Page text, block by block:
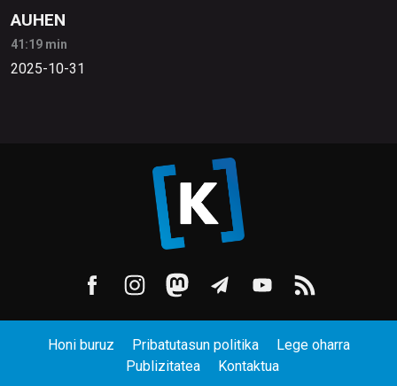
AUHEN
41:19 min
2025-10-31
Honi buruz Pribatutasun politika
Lege oharra
Publizitatea
Kontaktua